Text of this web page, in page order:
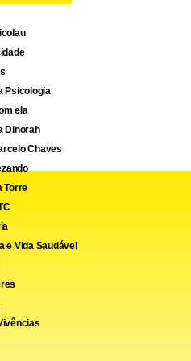
Psicologia
ela
Dinorah
Chaves
Torre
e Vida Saudável